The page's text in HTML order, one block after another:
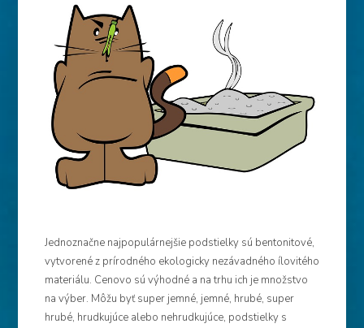
Jednoznačne najpopulárnejšie podstielky sú bentonitové,
vytvorené z prírodného ekologicky nezávadného ílovitého
materiálu. Cenovo sú výhodné a na trhu ich je množstvo
na výber. Môžu byť super jemné, jemné, hrubé, super
hrubé, hrudkujúce alebo nehrudkujúce, podstielky s